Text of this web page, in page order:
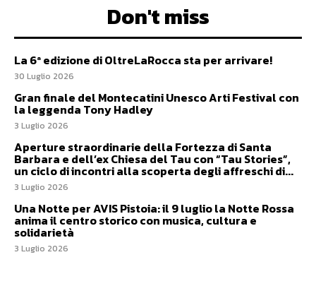
Don't miss
La 6ª edizione di OltreLaRocca sta per arrivare!
30 Luglio 2026
Gran finale del Montecatini Unesco Arti Festival con
la leggenda Tony Hadley
3 Luglio 2026
Aperture straordinarie della Fortezza di Santa
Barbara e dell’ex Chiesa del Tau con “Tau Stories”,
un ciclo di incontri alla scoperta degli affreschi di...
3 Luglio 2026
Una Notte per AVIS Pistoia: il 9 luglio la Notte Rossa
anima il centro storico con musica, cultura e
solidarietà
3 Luglio 2026